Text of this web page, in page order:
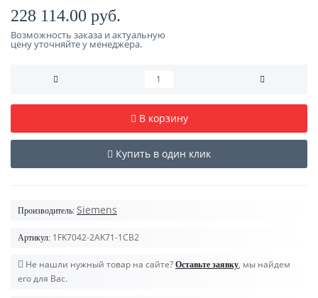
228 114.00 руб.
Возможность заказа и актуальную
цену уточняйте у менеджера.
В корзину
Купить в один клик
Производитель: Siemens
Артикул: 1FK7042-2AK71-1CB2
Не нашли нужный товар на сайте? Оставьте заявку, мы найдем
его для Вас.